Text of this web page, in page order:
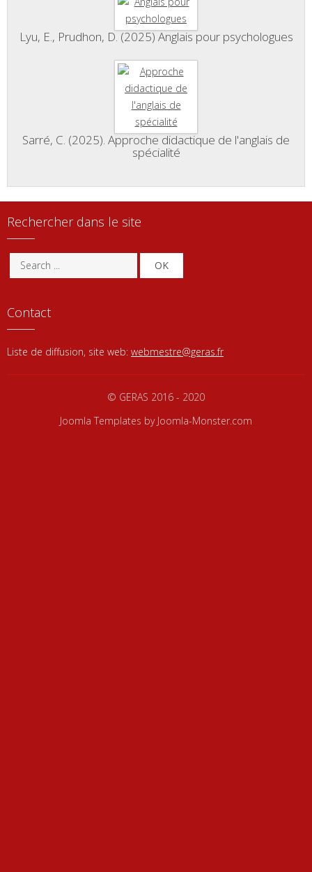
Lyu, E., Prudhon, D. (2025) Anglais pour psychologues
Sarré, C. (2025). Approche didactique de l'anglais de
spécialité
Rechercher dans le site
OK
Contact
Liste de diffusion, site web: webmestre@geras.fr
© GERAS 2016 - 2020
Joomla Templates by Joomla-Monster.com